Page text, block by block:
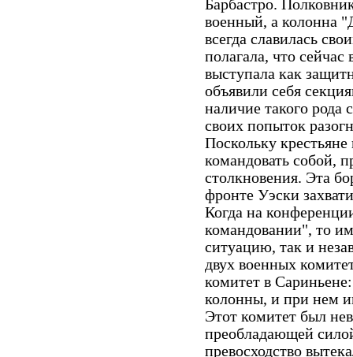
Барбастро.
военный, а колонна
всегда славилась
полагала, что
выступала как
объявили себя
наличие такого рода
своих попыток
Поскольку
командовать собой,
столкновения. Эта
фронте Уэски
Когда на
командовании", то
ситуацию, так и
двух военных
комитет в
колонны, и при нем
Этот комитет был
преобладающей
превосходство